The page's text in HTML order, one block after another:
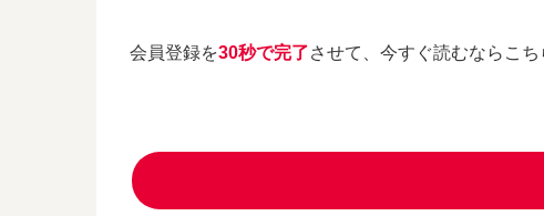
会員登録を30秒で完了させて、今すぐ読むならこち